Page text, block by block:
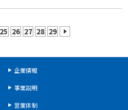
25 26 27 28 29
企業情報
事業説明
営業体制